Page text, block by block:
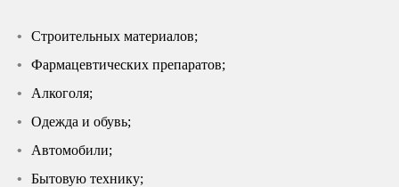
Строительных материалов;
Фармацевтических препаратов;
Алкоголя;
Одежда и обувь;
Автомобили;
Бытовую технику;